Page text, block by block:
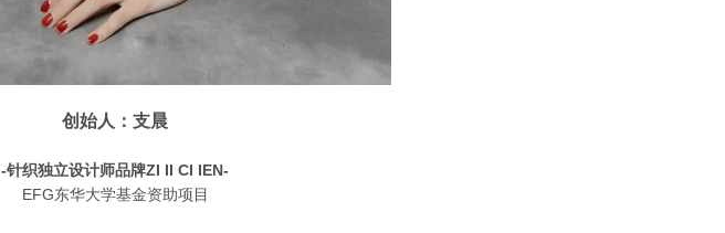
创始人：支晨
-针织独立设计师品牌ZI II CI IEN-
EFG东华大学基金资助项目